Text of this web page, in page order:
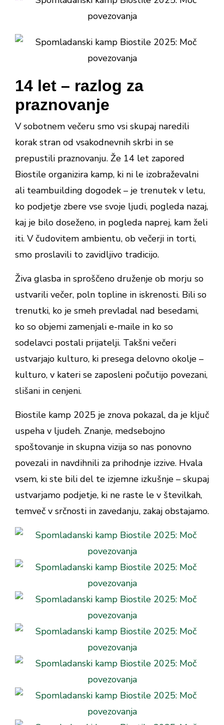
14 let – razlog za
praznovanje
V sobotnem večeru smo vsi skupaj naredili
korak stran od vsakodnevnih skrbi in se
prepustili praznovanju. Že 14 let zapored
Biostile organizira kamp, ki ni le izobraževalni
ali teambuilding dogodek – je trenutek v letu,
ko podjetje zbere vse svoje ljudi, pogleda nazaj,
kaj je bilo doseženo, in pogleda naprej, kam želi
iti. V čudovitem ambientu, ob večerji in torti,
smo proslavili to zavidljivo tradicijo.
Živa glasba in sproščeno druženje ob morju so
ustvarili večer, poln topline in iskrenosti. Bili so
trenutki, ko je smeh prevladal nad besedami,
ko so objemi zamenjali e-maile in ko so
sodelavci postali prijatelji. Takšni večeri
ustvarjajo kulturo, ki presega delovno okolje –
kulturo, v kateri se zaposleni počutijo povezani,
slišani in cenjeni.
Biostile kamp 2025 je znova pokazal, da je ključ
uspeha v ljudeh. Znanje, medsebojno
spoštovanje in skupna vizija so nas ponovno
povezali in navdihnili za prihodnje izzive. Hvala
vsem, ki ste bili del te izjemne izkušnje – skupaj
ustvarjamo podjetje, ki ne raste le v številkah,
temveč v srčnosti in zavedanju, zakaj obstajamo.